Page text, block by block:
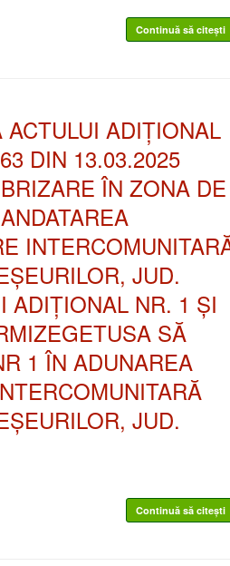
Continuă să citești
ADIȚIONAL
DIN 13.03.2025
ÎN ZONA DE
JUD.
ADIȚIONAL NR. 1 ȘI
SĂ
1 ÎN ADUNAREA
JUD.
Continuă să citești